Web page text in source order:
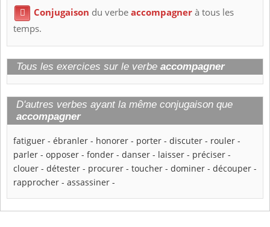
 Conjugaison du verbeaccompagnerà tous les
temps.
Tous les exercices sur le verbe accompagner
D'autres verbes ayant la même conjugaison que
accompagner
fatiguer - ébranler - honorer - porter - discuter - rouler -
parler - opposer - fonder - danser - laisser - préciser -
clouer - détester - procurer - toucher - dominer - découper -
rapprocher - assassiner -